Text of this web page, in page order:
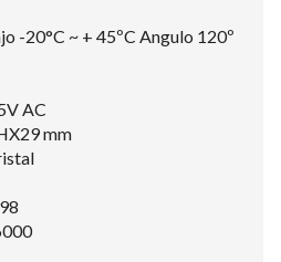
-20°C ~ + 45ºC Angulo 120º
AC
mm